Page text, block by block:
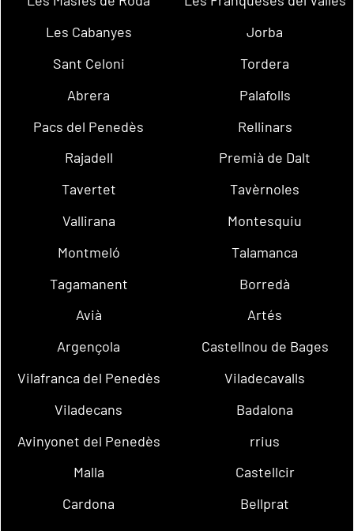
Les Cabanyes
Jorba
Sant Celoni
Tordera
Abrera
Palafolls
Pacs del Penedès
Rellinars
Rajadell
Premià de Dalt
Tavertet
Tavèrnoles
Vallirana
Montesquiu
Montmeló
Talamanca
Tagamanent
Borredà
Avià
Artés
Argençola
Castellnou de Bages
Vilafranca del Penedès
Viladecavalls
Viladecans
Badalona
Avinyonet del Penedès
rrius
Malla
Castellcir
Cardona
Bellprat